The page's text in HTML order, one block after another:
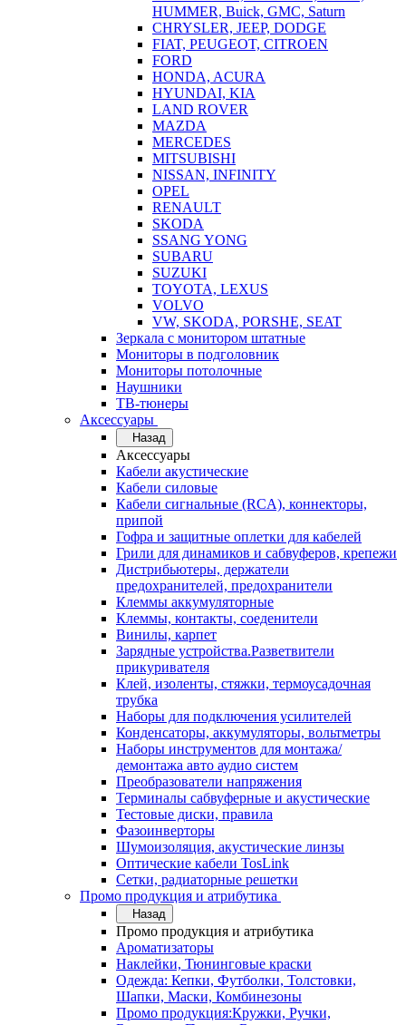
HUMMER, Buick, GMC, Saturn
CHRYSLER, JEEP, DODGE
FIAT, PEUGEOT, CITROEN
FORD
HONDA, ACURA
HYUNDAI, KIA
LAND ROVER
MAZDA
MERCEDES
MITSUBISHI
NISSAN, INFINITY
OPEL
RENAULT
SKODA
SSANG YONG
SUBARU
SUZUKI
TOYOTA, LEXUS
VOLVO
VW, SKODA, PORSHE, SEAT
Зеркала с монитором штатные
Мониторы в подголовник
Мониторы потолочные
Наушники
ТВ-тюнеры
Аксессуары
Назад
Аксессуары
Кабели акустические
Кабели силовые
Кабели сигнальные (RCA), коннекторы,
припой
Гофра и защитные оплетки для кабелей
Грили для динамиков и сабвуферов, крепежи
Дистрибьютеры, держатели
предохранителей, предохранители
Клеммы аккумуляторные
Клеммы, контакты, соеденители
Винилы, карпет
Зарядные устройства.Разветвители
прикуривателя
Клей, изоленты, стяжки, термоусадочная
трубка
Наборы для подключения усилителей
Конденсаторы, аккумуляторы, вольтметры
Наборы инструментов для монтажа/
демонтажа авто аудио систем
Преобразователи напряжения
Терминалы сабвуферные и акустические
Тестовые диски, правила
Фазоинверторы
Шумоизоляция, акустические линзы
Оптические кабели TosLink
Сетки, радиаторные решетки
Промо продукция и атрибутика
Назад
Промо продукция и атрибутика
Ароматизаторы
Наклейки, Тюнинговые краски
Одежда: Кепки, Футболки, Толстовки,
Шапки, Маски, Комбинезоны
Промо продукция:Кружки, Ручки,